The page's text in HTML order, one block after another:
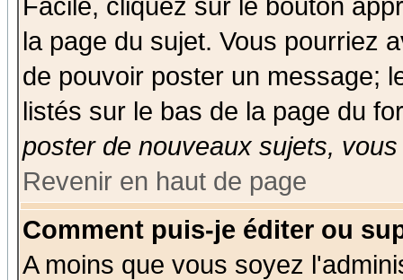
Facile, cliquez sur le bouton
la page du sujet. Vous pourriez
de pouvoir poster un message;
listés sur le bas de la page du
poster de nouveaux sujets,
Revenir en haut de page
Comment puis-je éditer ou
A moins que vous soyez